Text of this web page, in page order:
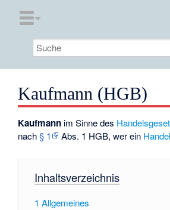
Kaufmann (HGB)
Kaufmann im Sinne des
nach§ 1 Abs. 1 HGB, wer ein
Inhaltsverzeichnis
1 Allgemeines